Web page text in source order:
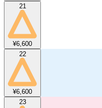
21
¥6,600
22
¥6,600
23